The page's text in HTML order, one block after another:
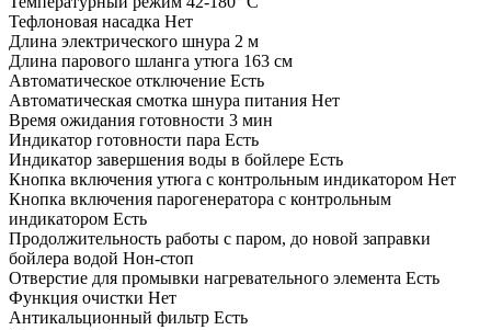
Тефлоновая насадка Нет
Длина электрического шнура 2 м
Длина парового шланга утюга 163 см
Автоматическое отключение Есть
Автоматическая смотка шнура питания Нет
Время ожидания готовности 3 мин
Индикатор готовности пара Есть
Индикатор завершения воды в бойлере Есть
Кнопка включения утюга с контрольным индикатором Нет
Кнопка включения парогенератора с контрольным
индикатором Есть
Продолжительность работы с паром, до новой заправки
бойлера водой Нон-стоп
Отверстие для промывки нагревательного элемента Есть
Функция очистки Нет
Антикальционный фильтр Есть